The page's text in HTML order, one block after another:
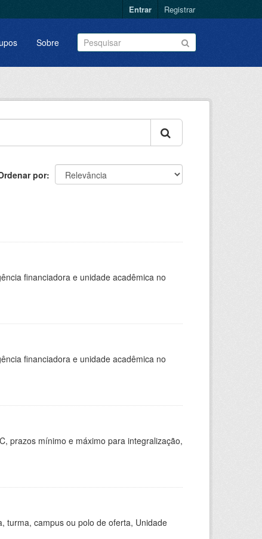
Entrar Registrar
Sobre
por
financiadora e unidade acadêmica no
financiadora e unidade acadêmica no
prazos mínimo e máximo para integralização,
turma, campus ou polo de oferta, Unidade